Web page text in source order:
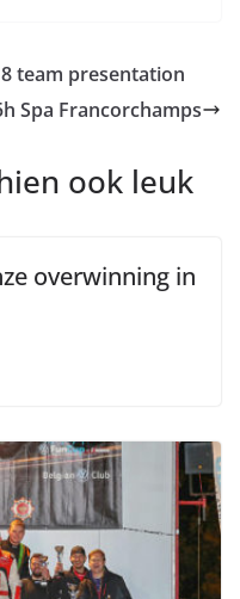
team presentation
Spa Francorchamps
ook leuk
overwinning in